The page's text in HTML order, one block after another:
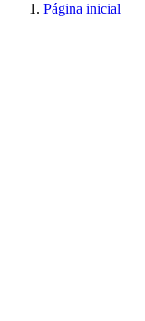
Página inicial